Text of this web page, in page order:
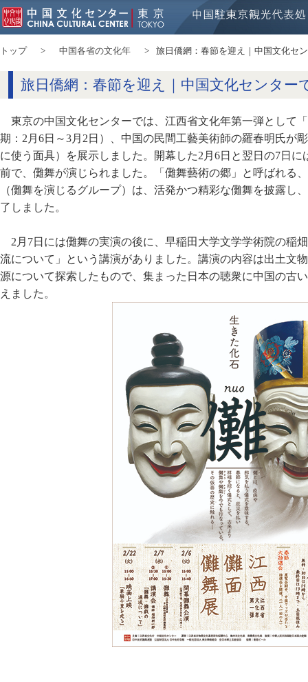
トップ 中国各省の文化年 旅日僑網：春節を迎え｜中国文化セ
旅日僑網：春節を迎え｜中国文化センター
東京の中国文化センターでは、江西省文化年第一弾として
期：2月6日～3月2日）、中国の民間工藝美術師の羅春明氏が
に使う面具）を展示しました。開幕した2月6日と翌日の7日
前で、儺舞が演じられました。「儺舞藝術の郷」と呼ばれる
（儺舞を演じるグループ）は、活発かつ精彩な儺舞を披露し
了しました。
2月7日には儺舞の実演の後に、早稲田大学文学学術院の稲
流について」という講演がありました。講演の内容は出土文
源について探索したもので、集まった日本の聴衆に中国の古
えました。